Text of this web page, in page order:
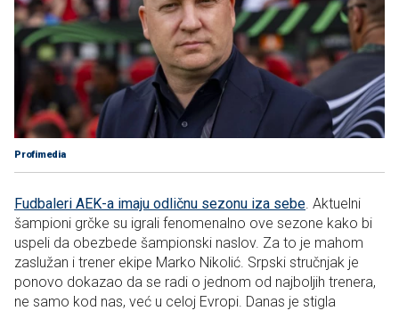
Profimedia
Fudbaleri AEK-a imaju odličnu sezonu iza sebe . Aktuelni
šampioni grčke su igrali fenomenalno ove sezone kako bi
uspeli da obezbede šampionski naslov. Za to je mahom
zaslužan i trener ekipe Marko Nikolić. Srpski stručnjak je
ponovo dokazao da se radi o jednom od najboljih trenera,
ne samo kod nas, već u celoj Evropi. Danas je stigla